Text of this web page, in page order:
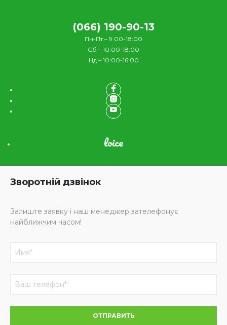
(066) 190-90-13
Пн-Пт – 9:00-18:00
Сб – 10:00-18:00
Нд – 10:00-16:00
loice
Зворотній дзвінок
Залиште заявку і наш менеджер зателефонує
найближчим часом!